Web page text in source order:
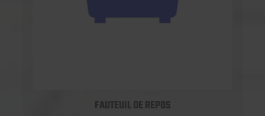
FAUTEUIL DE REPOS